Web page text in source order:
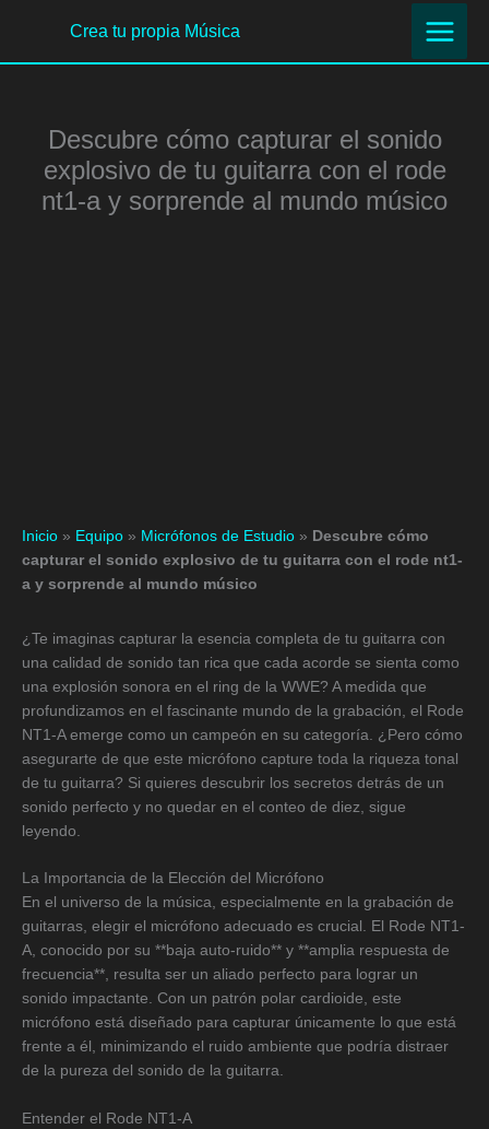
contenido
Crea tu propia Música
Descubre cómo capturar el sonido
explosivo de tu guitarra con el rode
nt1-a y sorprende al mundo músico
Inicio » Equipo » Micrófonos de Estudio » Descubre cómo
capturar el sonido explosivo de tu guitarra con el rode nt1-
a y sorprende al mundo músico
¿Te imaginas capturar la esencia completa de tu guitarra con
una calidad de sonido tan rica que cada acorde se sienta como
una explosión sonora en el ring de la WWE? A medida que
profundizamos en el fascinante mundo de la grabación, el Rode
NT1-A emerge como un campeón en su categoría. ¿Pero cómo
asegurarte de que este micrófono capture toda la riqueza tonal
de tu guitarra? Si quieres descubrir los secretos detrás de un
sonido perfecto y no quedar en el conteo de diez, sigue
leyendo.
La Importancia de la Elección del Micrófono
En el universo de la música, especialmente en la grabación de
guitarras, elegir el micrófono adecuado es crucial. El Rode NT1-
A, conocido por su **baja auto-ruido** y **amplia respuesta de
frecuencia**, resulta ser un aliado perfecto para lograr un
sonido impactante. Con un patrón polar cardioide, este
micrófono está diseñado para capturar únicamente lo que está
frente a él, minimizando el ruido ambiente que podría distraer
de la pureza del sonido de la guitarra.
Entender el Rode NT1-A